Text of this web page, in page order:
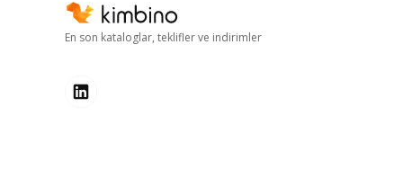
En son kataloglar, teklifler ve indirimler